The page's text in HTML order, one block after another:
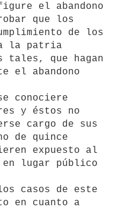
que los
de los
a la patria
tales, que hagan
el abandono
y éstos no
cargo de sus
de quince
expuesto al
en lugar público
en cuanto a